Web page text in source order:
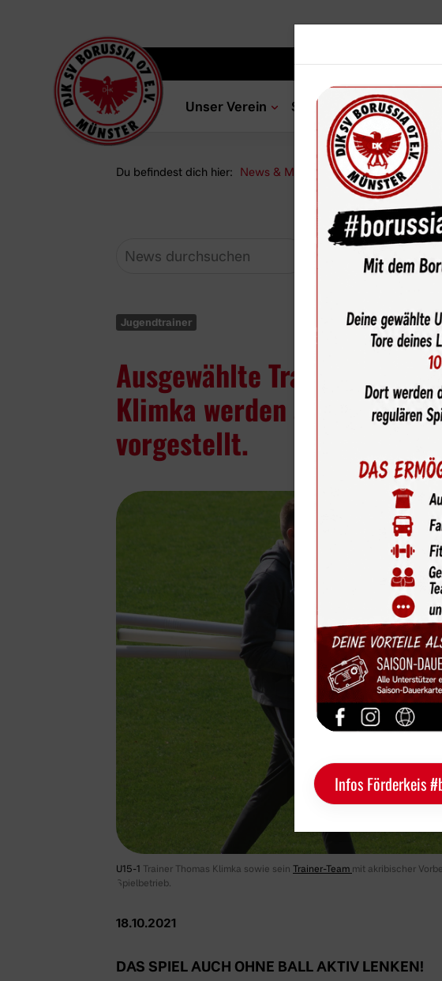
Unser Verein Sportangebot
Du befindest dich hier: News & Media Newsroom
Jugendtrainer
Ausgewählte
Klimka werden auf dfb.de
vorgestellt.
U15-1 Trainer Thomas Klimka sowie sein Trainer-Team mit akribischer
Spielbetrieb.
18.10.2021
DAS SPIEL AUCH OHNE BALL AKTIV LENKEN!
Infos Förderkeis